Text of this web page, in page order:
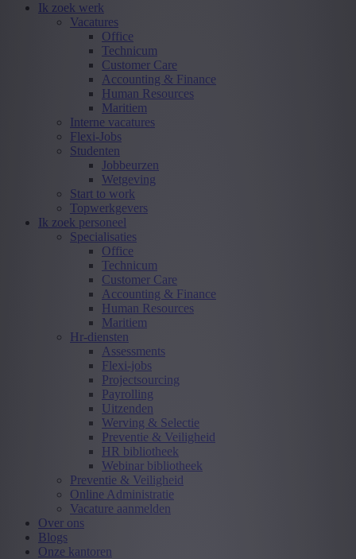
Ik zoek werk
Vacatures
Office
Technicum
Customer Care
Accounting & Finance
Human Resources
Maritiem
Interne vacatures
Flexi-Jobs
Studenten
Jobbeurzen
Wetgeving
Start to work
Topwerkgevers
Ik zoek personeel
Specialisaties
Office
Technicum
Customer Care
Accounting & Finance
Human Resources
Maritiem
Hr-diensten
Assessments
Flexi-jobs
Projectsourcing
Payrolling
Uitzenden
Werving & Selectie
Preventie & Veiligheid
HR bibliotheek
Webinar bibliotheek
Preventie & Veiligheid
Online Administratie
Vacature aanmelden
Over ons
Blogs
Onze kantoren